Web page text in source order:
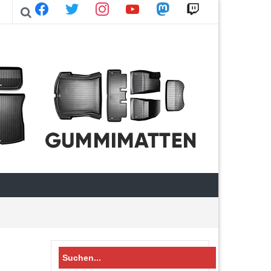
Search
for: